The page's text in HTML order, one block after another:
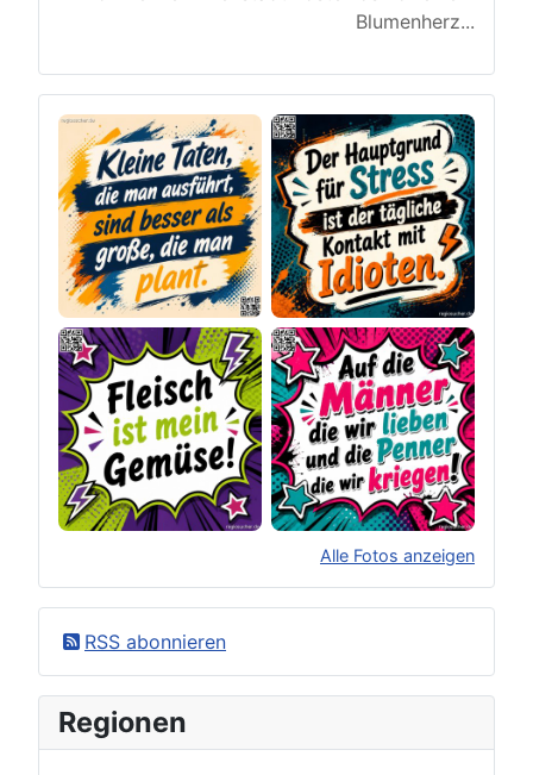
Blumenherz...
Alle Fotos anzeigen
RSS abonnieren
Regionen